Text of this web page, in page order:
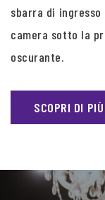
sbarra di
camera sotto la
oscurante.
SCOPRI DI PIÙ